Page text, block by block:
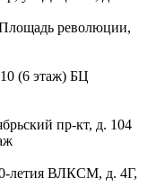
революции,
(6 этаж) БЦ
пр-кт, д. 104
летия ВЛКСМ, д. 4Г,